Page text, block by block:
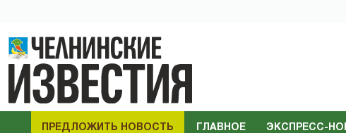
ПРЕДЛОЖИТЬ НОВОСТЬ ГЛАВНОЕ ЭКСПРЕСС-